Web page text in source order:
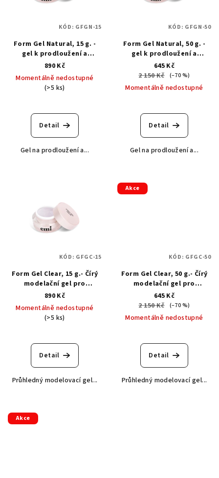
Form Gel Natural, 15 g. -
gel k prodloužení a
obnovení volného okraje
890 Kč
Momentálně nedostupné
(>5 ks)
Detail
Gel na prodloužení a...
KÓD: GFGN-15
Form Gel Natural, 50 g. -
gel k prodloužení a
obnovení volného okraje
645 Kč
2 150 Kč
(–70 %)
Momentálně nedostupné
Detail
Gel na prodloužení a...
KÓD: GFGN-50
Form Gel Clear, 15 g.- Čírý
modelační gel pro
prodloužení na šablonách
890 Kč
Momentálně nedostupné
(>5 ks)
Detail
Průhledný modelovací gel...
KÓD: GFGC-15
Akce
Form Gel Clear, 50 g.- Čírý
modelační gel pro
prodloužení na šablonách
645 Kč
2 150 Kč
(–70 %)
Momentálně nedostupné
hodnocení
produktu
z
Detail
Průhledný modelovací gel...
KÓD: GFGC-50
Akce